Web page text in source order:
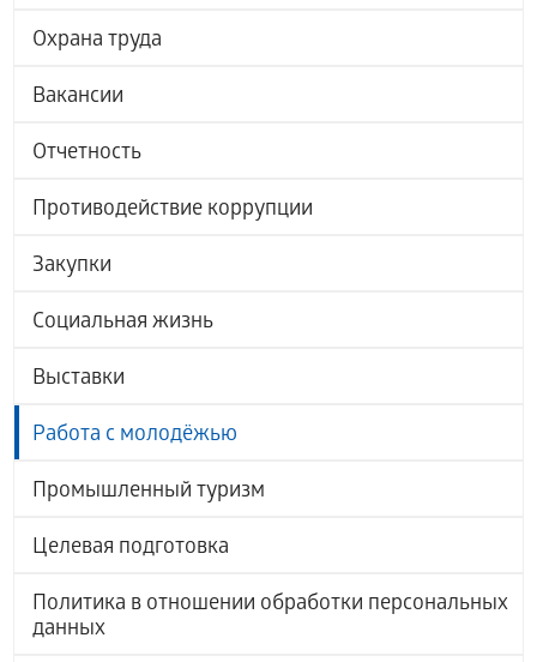
Охрана труда
Вакансии
Отчетность
Противодействие коррупции
Закупки
Социальная жизнь
Выставки
Работа с молодёжью
Промышленный туризм
Целевая подготовка
Политика в отношении обработки персональных
данных